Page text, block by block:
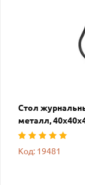
Стол
металл,
Код: 19481